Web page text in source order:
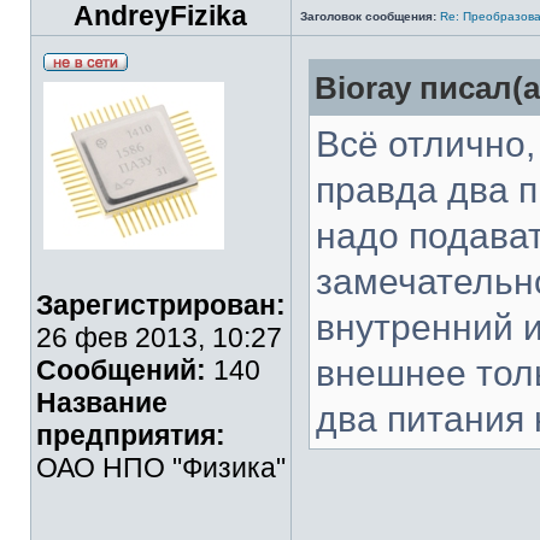
AndreyFizika Заголовок сообщения: Re:
Зарегистрирован:
26 фев 2013, 10:27
Сообщений: 140
Название
предприятия:
ОАО НПО "Физика"
Bioray
Всё
правда два
надо
внутренний
внешнее
два питания